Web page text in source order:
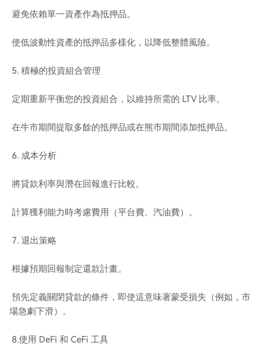
避免依賴單一資產作為抵押品。
使低波動性資產的抵押品多樣化，以降低整體風險。
5. 積極的投資組合管理
定期重新平衡您的投資組合，以維持所需的 LTV 比率。
在牛市期間提取多餘的抵押品或在熊市期間添加抵押品。
6. 成本分析
將貸款利率與潛在回報進行比較。
計算獲利能力時考慮費用（平台費、汽油費）。
7. 退出策略
根據預期回報制定還款計畫。
預先定義關閉貸款的條件，即使這意味著蒙受損失（例如，市
場急劇下滑）。
8.使用 DeFi 和 CeFi 工具